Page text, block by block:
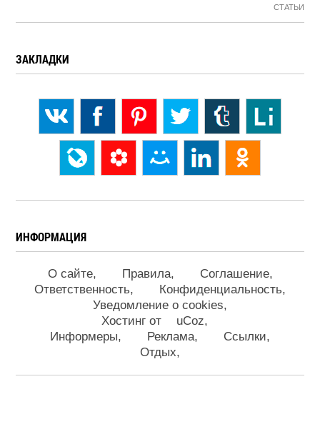
СТАТЬИ
ЗАКЛАДКИ
ИНФОРМАЦИЯ
О сайте Правила
Соглашение
Ответственность
Конфиденциальность
Уведомление о cookies
Хостинг от
uCoz
Информеры
Реклама
Ссылки
Отдых